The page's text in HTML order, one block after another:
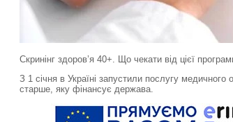
Скринінг здоров’я 40+. Що чекати від цієї
З 1 січня в Україні запустили послугу медичного
старше, яку фінансує держава.